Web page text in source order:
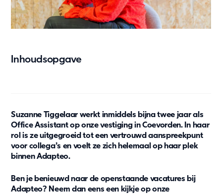
Oplossingen
Bouw & industrie
Kinderopvang
Zorg & Gezondheid
Onze oplossingen
Duurzaamheid
Onze aanpak
Rapportage en naleving
Inhoudsopgave
Suzanne Tiggelaar werkt inmiddels bijna twee jaar als
Office Assistant op onze vestiging in Coevorden. In haar
rol is ze uitgegroeid tot een vertrouwd aanspreekpunt
voor collega’s en voelt ze zich helemaal op haar plek
binnen Adapteo.
Ben je benieuwd naar de openstaande vacatures bij
Adapteo? Neem dan eens een kijkje op onze